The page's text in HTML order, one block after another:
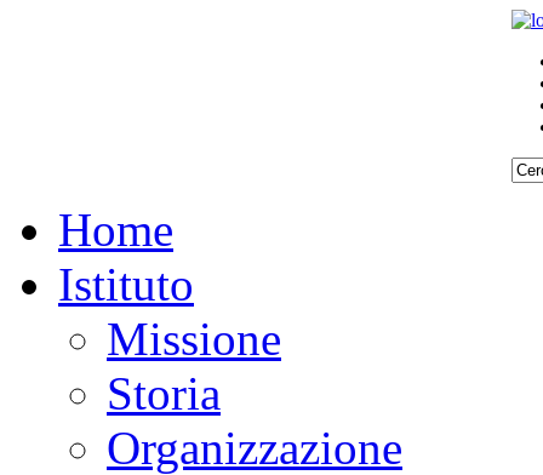
Home
Istituto
Missione
Storia
Organizzazione